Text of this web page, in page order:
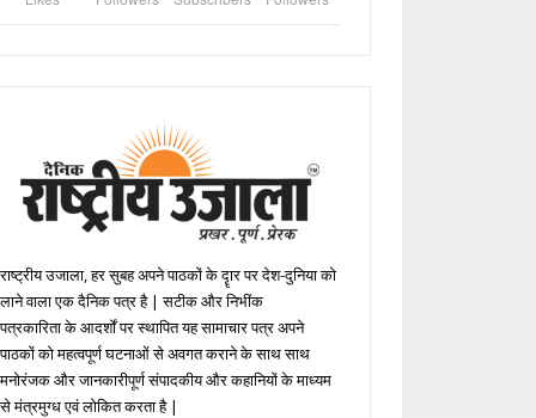
राष्ट्रीय उजाला, हर सुबह अपने पाठकों के दॄार पर देश-दुनिया को
लाने वाला एक दैनिक पत्र है | सटीक और निभींक
पत्रकारिता के आदर्शों पर स्थापित यह सामाचार पत्र अपने
पाठकों को महत्वपूर्ण घटनाओं से अवगत कराने के साथ साथ
मनोरंजक और जानकारीपूर्ण संपादकीय और कहानियों के माध्यम
से मंत्रमुग्ध एवं लोकित करता है |